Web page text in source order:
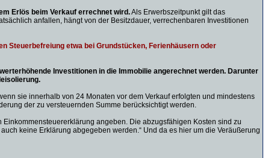
Erlös beim Verkauf errechnet wird.Als Erwerbszeitpunkt gilt das
anfallen, hängt von der Besitzdauer, verrechenbaren Investitionen
Steuerbefreiung etwa bei Grundstücken, Ferienhäusern oder
Investitionen in die Immobilie angerechnet werden. Darunter
sie innerhalb von 24 Monaten vor dem Verkauf erfolgten und mindestens
der zu versteuernden Summe berücksichtigt werden.
angeben. Die abzugsfähigen Kosten sind zu
keine Erklärung abgegeben werden.“ Und da es hier um die Veräußerung